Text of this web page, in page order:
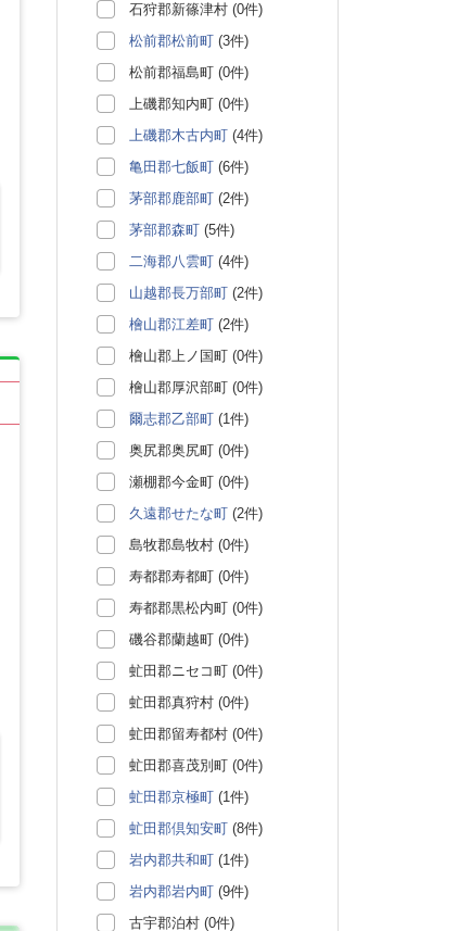
石狩郡新篠津村 (0件)
松前郡松前町 (3件)
松前郡福島町 (0件)
上磯郡知内町 (0件)
上磯郡木古内町 (4件)
亀田郡七飯町 (6件)
茅部郡鹿部町 (2件)
茅部郡森町 (5件)
二海郡八雲町 (4件)
山越郡長万部町 (2件)
檜山郡江差町 (2件)
檜山郡上ノ国町 (0件)
檜山郡厚沢部町 (0件)
爾志郡乙部町 (1件)
奥尻郡奥尻町 (0件)
瀬棚郡今金町 (0件)
久遠郡せたな町 (2件)
島牧郡島牧村 (0件)
寿都郡寿都町 (0件)
寿都郡黒松内町 (0件)
磯谷郡蘭越町 (0件)
虻田郡ニセコ町 (0件)
虻田郡真狩村 (0件)
虻田郡留寿都村 (0件)
虻田郡喜茂別町 (0件)
虻田郡京極町 (1件)
虻田郡倶知安町 (8件)
岩内郡共和町 (1件)
岩内郡岩内町 (9件)
古宇郡泊村 (0件)